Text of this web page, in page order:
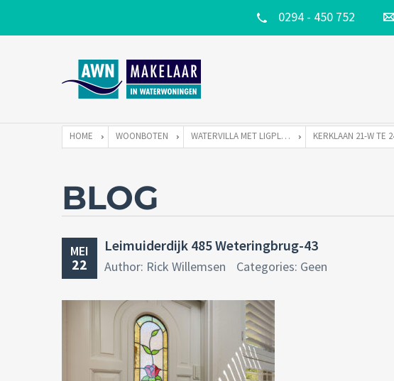
0294 - 450 752
HOME WOONBOTEN WATERVILLA MET LIGPLAATS
BLOG
MEI
22
Leimuiderdijk 485 Weteringbrug-43
Author: Rick Willemsen Categories: Geen